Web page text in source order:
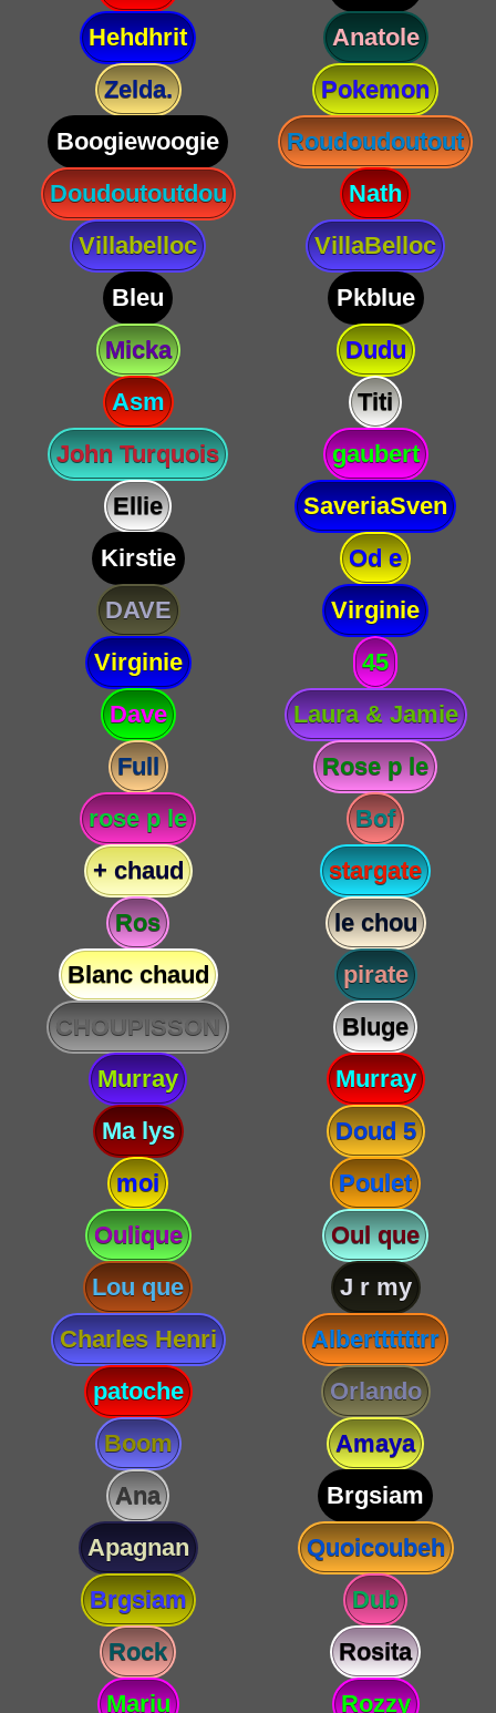
Hehdhrit
Anatole
Zelda.
Pokemon
Boogiewoogie
Roudoudoutout
Doudoutoutdou
Nath
Villabelloc
VillaBelloc
Bleu
Pkblue
Micka
Dudu
Asm
Titi
John Turquois
gaubert
Ellie
SaveriaSven
Kirstie
Od e
DAVE
Virginie
Virginie
45
Dave
Laura & Jamie
Full
Rose p le
rose p le
Bof
+ chaud
stargate
Ros
le chou
Blanc chaud
pirate
CHOUPISSON
Bluge
Murray
Murray
Ma lys
Doud 5
moi
Poulet
Oulique
Oul que
Lou que
J r my
Charles Henri
Alberttttttrr
patoche
Orlando
Boom
Amaya
Ana
Brgsiam
Apagnan
Quoicoubeh
Brgsiam
Dub
Rock
Rosita
Mariu
Rozzy